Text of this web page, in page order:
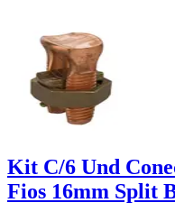
Kit C/6 Und
Fios 16mm Split